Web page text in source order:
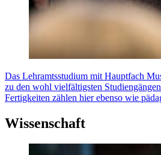
Das Lehramtsstudium mit Hauptfach
zu den wohl vielfältigsten
Fertigkeiten zählen hier ebenso wie
Wissenschaft